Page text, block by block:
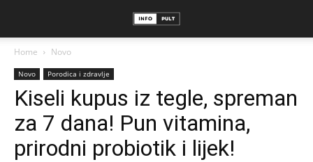
Home Novo
Novo Porodica i zdravlje
Kiseli kupus iz tegle, spreman
za 7 dana! Pun vitamina,
prirodni probiotik i lijek!